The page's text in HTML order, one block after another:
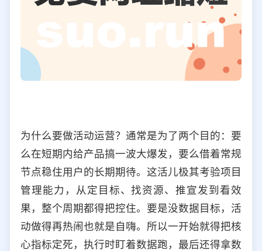
为什么要做活动运营？通常是为了两个目的：要
么在短期内给产品搞一波大爆发，要么借着常规
节点稳住用户的长期期待。这活儿极其考验项目
管理能力，从定目标、找资源、推宣发到看效
果，整个周期都得把控住。要是没数据目标，活
动做得再热闹也就是自嗨。所以一开始就得把核
心指标定死，执行时盯着数据跑，最后还得拿数